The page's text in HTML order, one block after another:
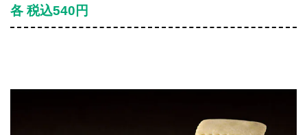
各 税込540円